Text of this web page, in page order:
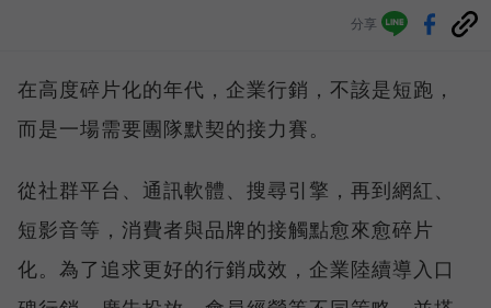
分享
在高度碎片化的年代，企業行銷，不該是短跑，
而是一場需要團隊默契的接力賽。
從社群平台、通訊軟體、搜尋引擎，再到網紅、
短影音等，消費者與品牌的接觸點愈來愈碎片
化。為了追求更好的行銷成效，企業陸續導入口